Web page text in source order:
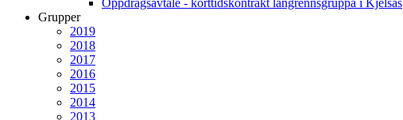
Oppdragsavtale - korttidskontrakt langrennsgruppa i Kjelsås
Grupper
2019
2018
2017
2016
2015
2014
2013